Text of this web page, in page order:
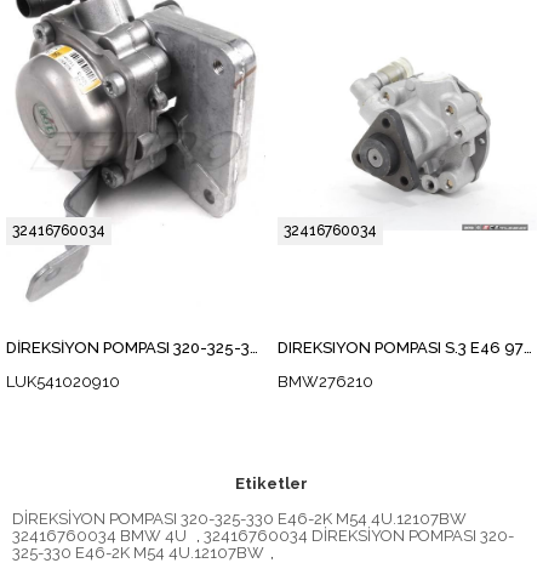
DİREKSİYON POMPASI 320-325-330 E46-2K M54
LUK541020910
32416760034
DIREKSIYON POMPASI S.3 E46 97-06 3.23
BMW276210
32416760034
Etiketler
DİREKSİYON POMPASI 320-325-330 E46-2K M54 4U.12107BW
32416760034 BMW 4U
, 32416760034 DİREKSİYON POMPASI 320-
325-330 E46-2K M54 4U.12107BW ,